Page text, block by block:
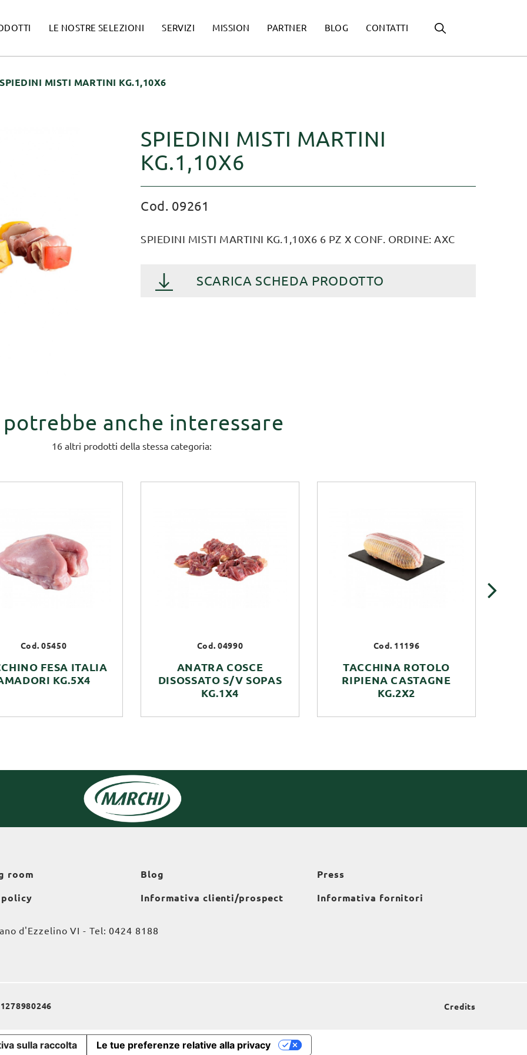
LE NOSTRE SELEZIONI SERVIZI MISSION PARTNER BLOG CONTATTI
SPIEDINI MISTI MARTINI KG.1,10X6
SPIEDINI MISTI MARTINI
KG.1,10X6
Cod. 09261
SPIEDINI MISTI MARTINI KG.1,10X6 6 PZ X CONF. ORDINE: AXC
SCARICA SCHEDA PRODOTTO
potrebbe anche interessare
16 altri prodotti della stessa categoria:
Cod. 05450
FESA ITALIA
KG.5X4
Cod. 04990
ANATRA COSCE
DISOSSATO S/V SOPAS
KG.1X4
Cod. 11196
TACCHINA ROTOLO
RIPIENA CASTAGNE
KG.2X2
room
policy
Blog
Informativa clienti/prospect
Press
Informativa fornitori
d'Ezzelino VI - Tel:0424 8188
Credits
sulla raccolta Le tue preferenze relative alla privacy